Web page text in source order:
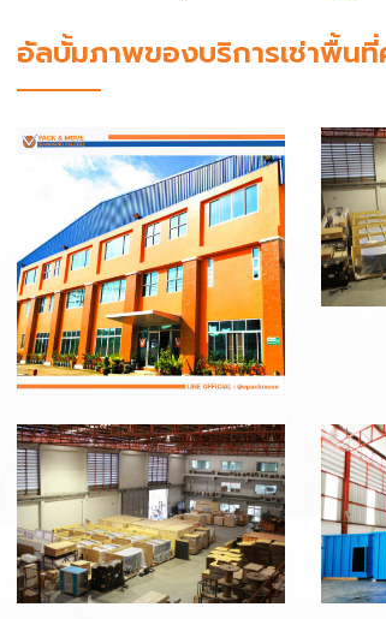
อัลบั้มภาพของบริการเช่าพื้น